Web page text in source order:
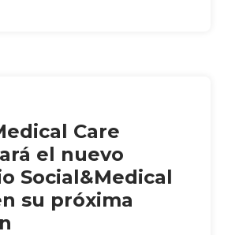
Care
el nuevo
Social&Medical
su próxima